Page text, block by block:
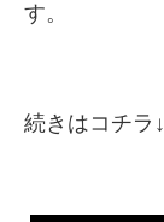
す。
続きはコチラ↓